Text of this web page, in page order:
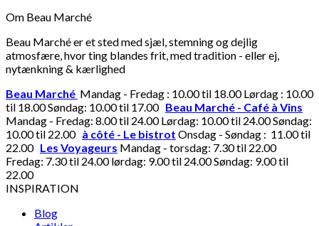
Om Beau Marché
Beau Marché er et sted med sjæl, stemning og dejlig
atmosfære, hvor ting blandes frit, med tradition - eller ej,
nytænkning & kærlighed
Beau Marché Mandag - Fredag : 10.00 til 18.00 Lørdag : 10.00
til 18.00 Søndag: 10.00 til 17.00 Beau Marché - Café à Vins
Mandag - Fredag: 8.00 til 24.00 Lørdag: 10.00 til 24.00 Søndag:
10.00 til 22.00 à côté - Le bistrot Onsdag - Søndag : 11.00 til
22.00 Les Voyageurs Mandag - torsdag: 7.30 til 22.00
Fredag: 7.30 til 24.00 lørdag: 9.00 til 24.00 Søndag: 9.00 til
22.00
INSPIRATION
Blog